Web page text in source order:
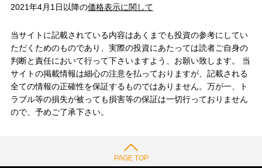
2021年4月1日以降の価格表示に関して
当サイトに記載されている内容はあくまでも投資の参考にしてい
ただくためのものであり、実際の投資にあたっては読者ご自身の
判断と責任において行って下さいますよう、お願い致します。 当
サイトの掲載情報は細心の注意を払っておりますが、記載される
全ての情報の正確性を保証するものではありません。万が一、ト
ラブル等の損失が被っても損害等の保証は一切行っておりません
ので、予めご了承下さい。
PAGE TOP